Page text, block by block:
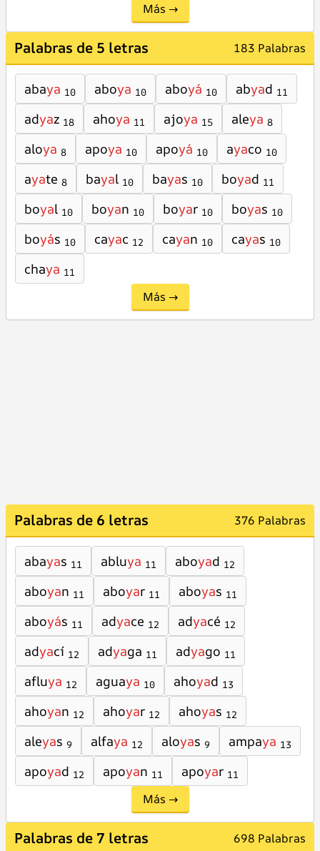
Más →
Palabras de 5 letras 183 Palabras
abaya 10 aboya 10 aboyá 10 abyad 11
adyaz 18 ahoya 11 ajoya 15 aleya 8
aloya 8 apoya 10 apoyá 10 ayaco 10
ayate 8 bayal 10 bayas 10 boyad 11
boyal 10 boyan 10 boyar 10 boyas 10
boyás 10 cayac 12 cayan 10 cayas 10
chaya 11
Más →
Palabras de 6 letras 376 Palabras
abayas 11 abluya 11 aboyad 12
aboyan 11 aboyar 11 aboyas 11
aboyás 11 adyace 12 adyacé 12
adyací 12 adyaga 11 adyago 11
afluya 12 aguaya 10 ahoyad 13
ahoyan 12 ahoyar 12 ahoyas 12
aleyas 9 alfaya 12 aloyas 9 ampaya 13
apoyad 12 apoyan 11 apoyar 11
Más →
Palabras de 7 letras 698 Palabras